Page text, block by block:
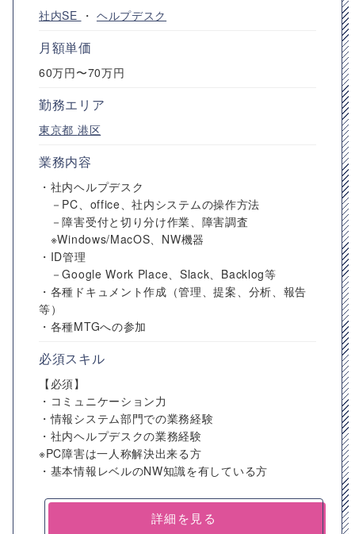
社内SE ・ ヘルプデスク
月額単価
60万円〜70万円
勤務エリア
東京都 港区
業務内容
・社内ヘルプデスク
－PC、office、社内システムの操作方法
－障害受付と切り分け作業、障害調査
※Windows/MacOS、NW機器
・ID管理
－Google Work Place、Slack、Backlog等
・各種ドキュメント作成（管理、提案、分析、報告
等）
・各種MTGへの参加
必須スキル
【必須】
・コミュニケーション力
・情報システム部門での業務経験
・社内ヘルプデスクの業務経験
※PC障害は一人称解決出来る方
・基本情報レベルのNW知識を有している方
詳細を見る